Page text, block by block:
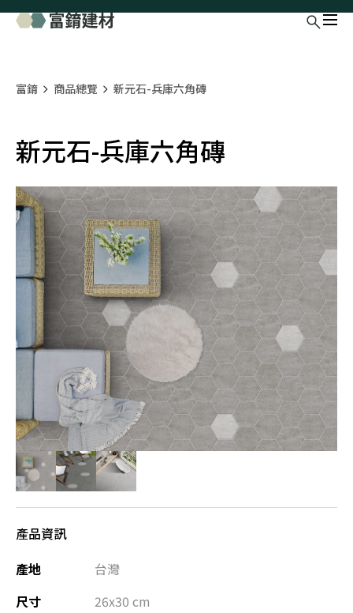
富錥 商品總覽 新元石-兵庫六角磚
新元石-兵庫六角磚
產品資訊
產地
台灣
尺寸
26x30 cm